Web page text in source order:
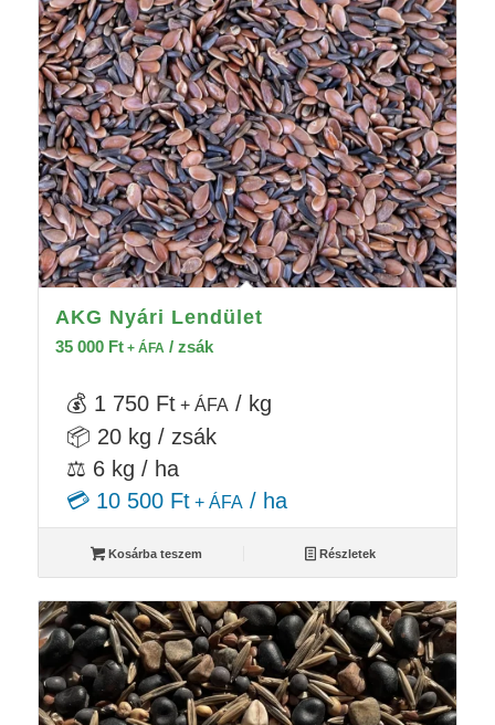
AKG Nyári Lendület
35 000 Ft+ ÁFA / zsák
💰 1 750 Ft+ ÁFA / kg
📦 20 kg / zsák
⚖️ 6 kg / ha
💳 10 500 Ft+ ÁFA/ ha
Kosárba teszem Részletek